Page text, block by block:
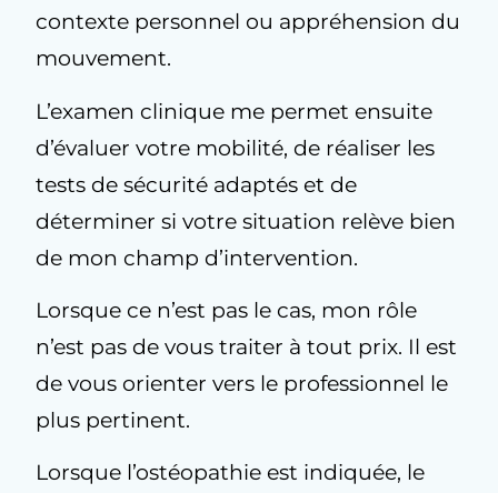
contexte personnel ou appréhension du
mouvement.
L’examen clinique me permet ensuite
d’évaluer votre mobilité, de réaliser les
tests de sécurité adaptés et de
déterminer si votre situation relève bien
de mon champ d’intervention.
Lorsque ce n’est pas le cas, mon rôle
n’est pas de vous traiter à tout prix. Il est
de vous orienter vers le professionnel le
plus pertinent.
Lorsque l’ostéopathie est indiquée, le